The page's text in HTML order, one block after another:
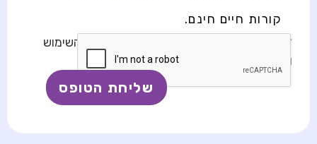
קורות חיים חינם.
* בשליחת טופס זה, אני מאשר/ת את תנאי השימוש
ומדיניות הפרטיות באתר